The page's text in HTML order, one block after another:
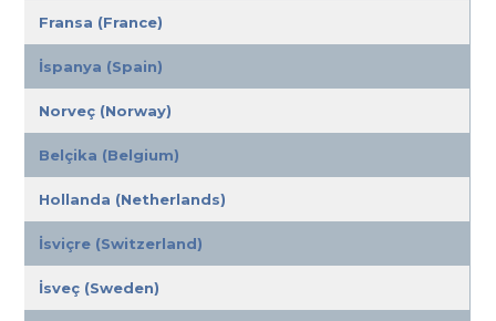
Fransa (France)
İspanya (Spain)
Norveç (Norway)
Belçika (Belgium)
Hollanda (Netherlands)
İsviçre (Switzerland)
İsveç (Sweden)